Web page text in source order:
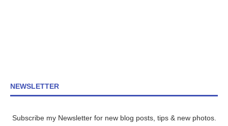
NEWSLETTER
Subscribe my Newsletter for new blog posts, tips & new photos.